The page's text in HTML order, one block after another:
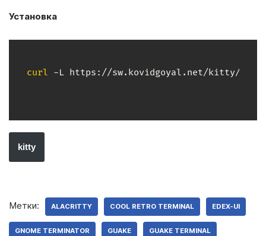
Установка
curl -L https://sw.kovidgoyal.net/kitty/
kitty
Метки: ALACRITTY COOL RETRO TERMINAL EDEX-UI
GNOME TERMINATOR GUAKE GUAKE TERMINAL